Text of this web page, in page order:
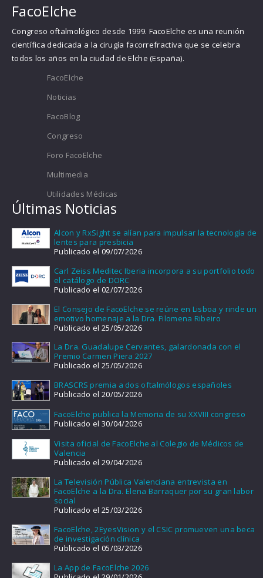
FacoElche
Congreso oftalmológico desde 1999. FacoElche es una reunión
científica dedicada a la cirugía facorrefractiva que se celebra
todos los años en la ciudad de Elche (España).
FacoElche
Noticias
FacoBlog
Congreso
Foro FacoElche
Multimedia
Utilidades Médicas
Últimas Noticias
Alcon y RxSight se alían para impulsar la tecnología de
lentes para presbicia
Publicado el 09/07/2026
Carl Zeiss Meditec Iberia incorpora a su portfolio todo
el catálogo de DORC
Publicado el 02/07/2026
El Consejo de FacoElche se reúne en Lisboa y rinde un
emotivo homenaje a la Dra. Filomena Ribeiro
Publicado el 25/05/2026
La Dra. Guadalupe Cervantes, galardonada con el
Premio Carmen Piera 2027
Publicado el 25/05/2026
BRASCRS premia a dos oftalmólogos españoles
Publicado el 20/05/2026
FacoElche publica la Memoria de su XXVIII congreso
Publicado el 30/04/2026
Visita oficial de FacoElche al Colegio de Médicos de
Valencia
Publicado el 29/04/2026
La Televisión Pública Valenciana entrevista en
FacoElche a la Dra. Elena Barraquer por su gran labor
social
Publicado el 25/03/2026
FacoElche, 2EyesVision y el CSIC promueven una beca
de investigación clínica
Publicado el 05/03/2026
La App de FacoElche 2026